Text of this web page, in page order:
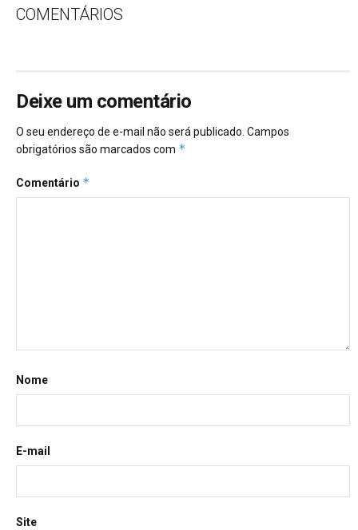
COMENTÁRIOS
Deixe um comentário
O seu endereço de e-mail não será publicado. Campos
obrigatórios são marcados com *
Comentário *
Nome
E-mail
Site